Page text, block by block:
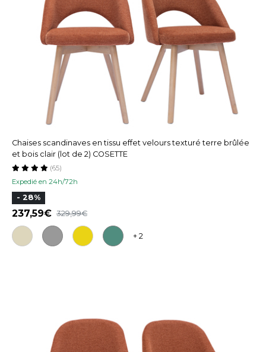
Chaises scandinaves en tissu effet velours texturé terre brûlée
et bois clair (lot de 2) COSETTE
Expedié en 24h/72h
(65)
- 28%
237,59 329,99
+ 2